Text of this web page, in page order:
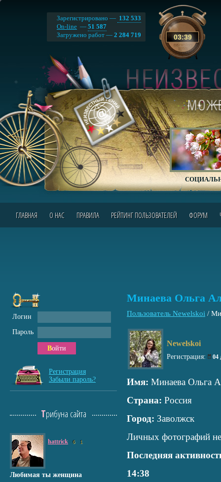
03:39
Зарегистрировано — 132 533
On-line — 51 587
Загружено работ — 2 284 719
ГЛАВНАЯ О НАС ПРАВИЛА РЕЙТИНГ ПОЛЬЗОВАТЕЛЕЙ ФОРУМ
Минаева Ольга
Пользователь Newelskoi /
Newelskoi
Регистрация: 04
Имя: Минаева Ольга
Страна: Россия
Город: Заволжск
Личных фотографий
Последняя
14:38
Логин
Пароль
Войти
Регистрация
Забыли пароль?
Трибуна сайта
hattrick 6 1
Любимая ты женщина